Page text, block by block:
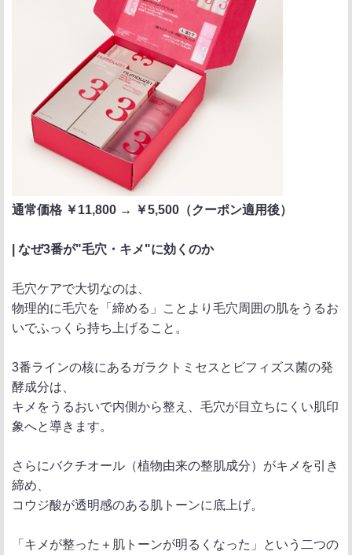
通常価格 ￥11,800 → ￥5,500（クーポン適用後）
| なぜ3番が"毛穴・キメ"に効くのか
毛穴ケアで大切なのは、
物理的に毛穴を「締める」ことより毛穴周囲の肌をうるお
いでふっくら持ち上げること。
3番ラインの核にあるガラクトミセスとビフィズス菌の発
酵成分は、
キメをうるおいで内側から整え、毛穴が目立ちにくい肌印
象へと導きます。
さらにバクチオール（植物由来の整肌成分）がキメを引き
締め、
コウジ酸が透明感のある肌トーンに底上げ。
「キメが整った＋肌トーンが明るくなった」という二つの